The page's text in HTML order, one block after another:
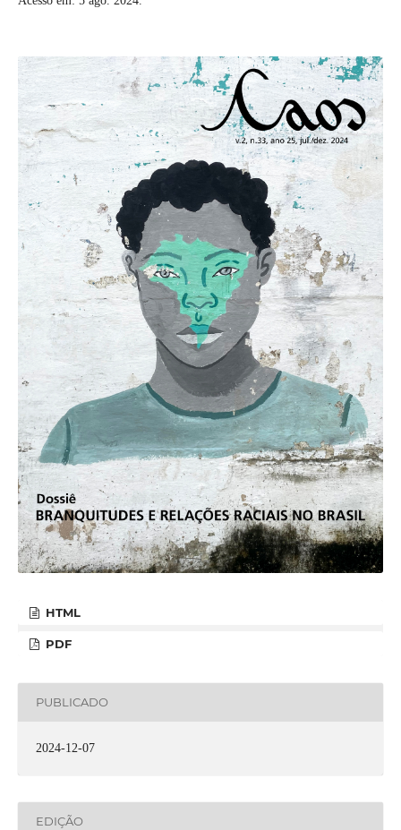
HTML
PDF
PUBLICADO
2024-12-07
EDIÇÃO